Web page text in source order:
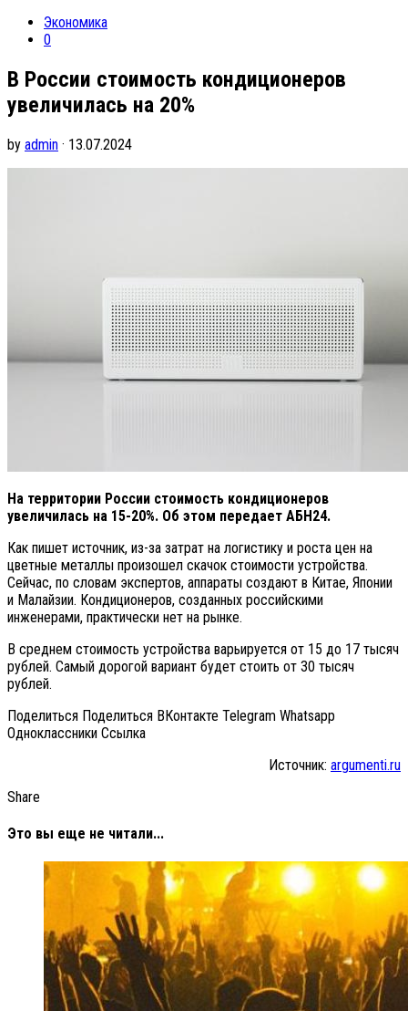
Экономика
0
В России стоимость кондиционеров
увеличилась на 20%
by admin · 13.07.2024
На территории России стоимость кондиционеров
увеличилась на 15-20%. Об этом передает АБН24.
Как пишет источник, из-за затрат на логистику и роста цен на
цветные металлы произошел скачок стоимости устройства.
Сейчас, по словам экспертов, аппараты создают в Китае, Японии
и Малайзии. Кондиционеров, созданных российскими
инженерами, практически нет на рынке.
В среднем стоимость устройства варьируется от 15 до 17 тысяч
рублей. Самый дорогой вариант будет стоить от 30 тысяч
рублей.
Поделиться Поделиться ВКонтакте Telegram Whatsapp
Одноклассники Cсылка
Источник: argumenti.ru
Share
Это вы еще не читали...